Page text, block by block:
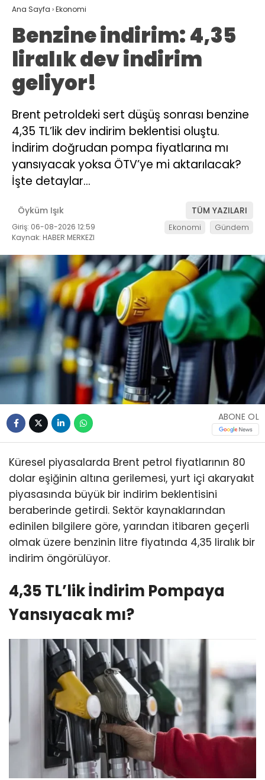
Ana Sayfa ›Ekonomi
Benzine indirim: 4,35
liralık dev indirim
geliyor!
Brent petroldeki sert düşüş sonrası benzine
4,35 TL’lik dev indirim beklentisi oluştu.
İndirim doğrudan pompa fiyatlarına mı
yansıyacak yoksa ÖTV’ye mi aktarılacak?
İşte detaylar…
Öyküm Işık TÜM YAZILARI
Giriş: 06-08-2026 12:59
Kaynak: HABER MERKEZI
Ekonomi Gündem
ABONE OL
Küresel piyasalarda Brent petrol fiyatlarının 80
dolar eşiğinin altına gerilemesi, yurt içi akaryakıt
piyasasında büyük bir indirim beklentisini
beraberinde getirdi. Sektör kaynaklarından
edinilen bilgilere göre, yarından itibaren geçerli
olmak üzere benzinin litre fiyatında 4,35 liralık bir
indirim öngörülüyor.
4,35 TL’lik İndirim Pompaya
Yansıyacak mı?